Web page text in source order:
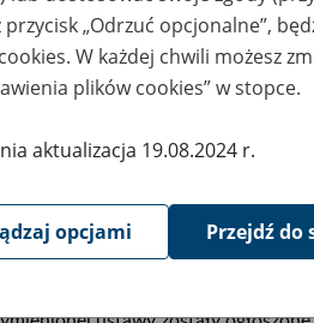
ustawy z dnia 13 października
r. do dnia 31 marca 2015
składek do otwartego
_______________________________
przycisk „Odrzuć opcjonalne”,
W każdej chwili możesz
plików cookies” w stopce.
aktualizacja 19.08.2024 r.
opcjami Przejdź do